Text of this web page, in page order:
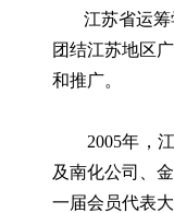
江苏省运筹学
团结江苏地区
和推广。
2005年，江
及南化公司、
一届会员代表